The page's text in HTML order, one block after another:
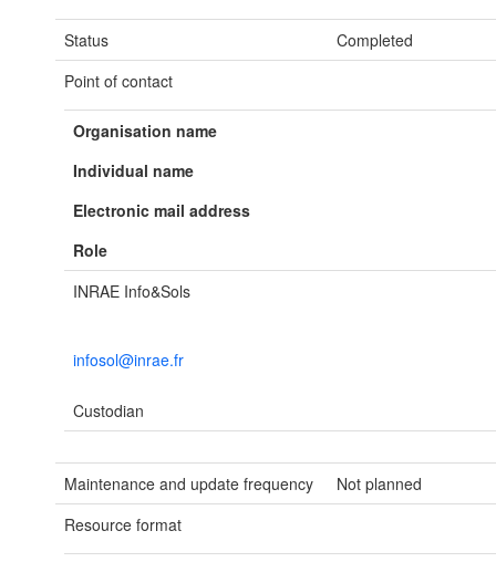
Status
Completed
Point of contact
Organisation name
Individual name
Electronic mail address
Role
INRAE Info&Sols
infosol@inrae.fr
Custodian
Maintenance and update frequency
Not planned
Resource format